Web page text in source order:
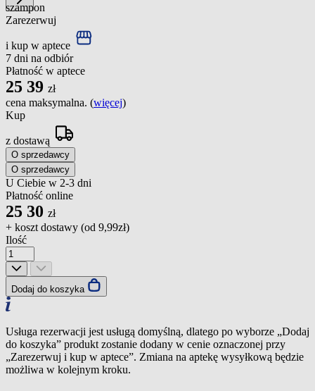
szampon
Zarezerwuj
i kup w aptece
7 dni na odbiór
Płatność w aptece
25 39 zł
cena maksymalna. (więcej)
Kup
z dostawą
O sprzedawcy
O sprzedawcy
U Ciebie w 2-3 dni
Płatność online
25 30 zł
+ koszt dostawy (od 9,99zł)
Ilość
Dodaj do koszyka
Usługa rezerwacji jest usługą domyślną, dlatego po wyborze „Dodaj
do koszyka” produkt zostanie dodany w cenie oznaczonej przy
„Zarezerwuj i kup w aptece”. Zmiana na aptekę wysyłkową będzie
możliwa w kolejnym kroku.